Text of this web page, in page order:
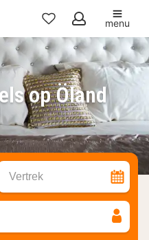
Mijn
favorieten
menu
op Öland
Vertrek